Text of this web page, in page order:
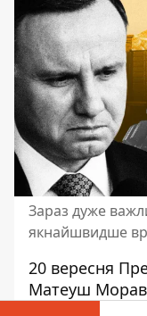
Зараз дуже
якнайшвидше
20 вересня
Матеуш
більше не